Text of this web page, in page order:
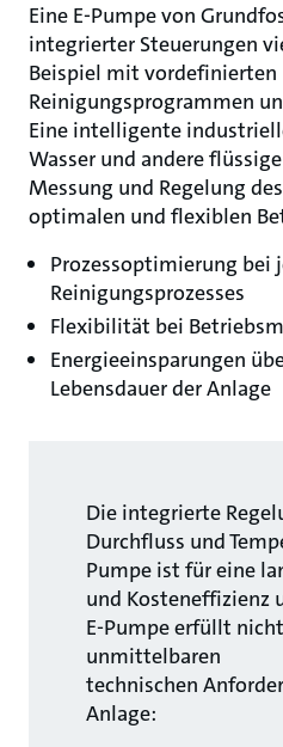
Eine E-Pumpe von
integrierter Steuerungen
Beispiel mit vordefinierten
Reinigungsprogrammen
Eine intelligente
Wasser und andere
Messung und Regelung
optimalen und flexiblen
Prozessoptimierung bei
Reinigungsprozesses
Flexibilität bei
Energieeinsparungen
Lebensdauer der Anlage
Die integrierte
Durchfluss und
Pumpe ist für eine
und Kosteneffizienz
E-Pumpe erfüllt
unmittelbaren
technischen
Anlage: